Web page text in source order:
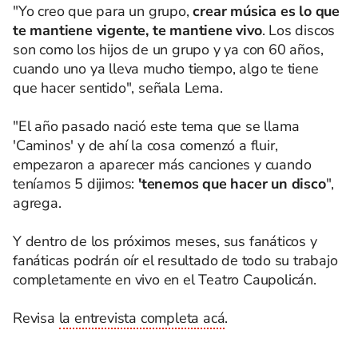
"Yo creo que para un grupo,crear música es lo que
te mantiene vigente, te mantiene vivo. Los discos
son como los hijos de un grupo y ya con 60 años,
cuando uno ya lleva mucho tiempo, algo te tiene
que hacer sentido", señala Lema.
"El año pasado nació este tema que se llama
'Caminos' y de ahí la cosa comenzó a fluir,
empezaron a aparecer más canciones y cuando
teníamos 5 dijimos: 'tenemos que hacer un disco",
agrega.
Y dentro de los próximos meses, sus fanáticos y
fanáticas podrán oír el resultado de todo su trabajo
completamente en vivo en el Teatro Caupolicán.
Revisa la entrevista completa acá.